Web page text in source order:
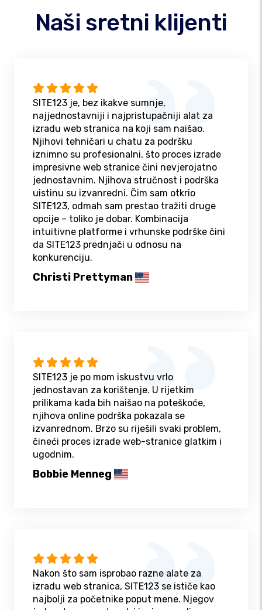
Naši sretni klijenti
SITE123 je, bez ikakve sumnje,
najjednostavniji i najpristupačniji alat za
izradu web stranica na koji sam naišao.
Njihovi tehničari u chatu za podršku
iznimno su profesionalni, što proces izrade
impresivne web stranice čini nevjerojatno
jednostavnim. Njihova stručnost i podrška
uistinu su izvanredni. Čim sam otkrio
SITE123, odmah sam prestao tražiti druge
opcije – toliko je dobar. Kombinacija
intuitivne platforme i vrhunske podrške čini
da SITE123 prednjači u odnosu na
konkurenciju.
Christi Prettyman
SITE123 je po mom iskustvu vrlo
jednostavan za korištenje. U rijetkim
prilikama kada bih naišao na poteškoće,
njihova online podrška pokazala se
izvanrednom. Brzo su riješili svaki problem,
čineći proces izrade web-stranice glatkim i
ugodnim.
Bobbie Menneg
Nakon što sam isprobao razne alate za
izradu web stranica, SITE123 se ističe kao
najbolji za početnike poput mene. Njegov